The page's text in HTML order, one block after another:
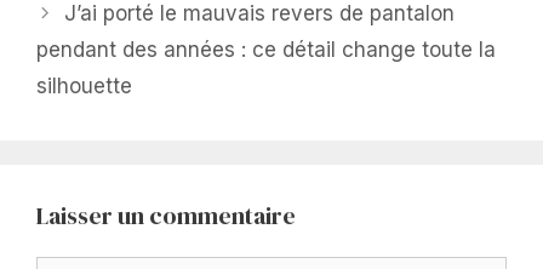
J’ai porté le mauvais revers de pantalon
pendant des années : ce détail change toute la
silhouette
Laisser un commentaire